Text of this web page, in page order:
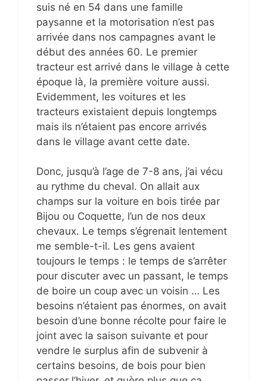
suis né en 54 dans une famille
paysanne et la motorisation n’est pas
arrivée dans nos campagnes avant le
début des années 60. Le premier
tracteur est arrivé dans le village à cette
époque là, la première voiture aussi.
Evidemment, les voitures et les
tracteurs existaient depuis longtemps
mais ils n’étaient pas encore arrivés
dans le village avant cette date.
Donc, jusqu’à l’age de 7-8 ans, j’ai vécu
au rythme du cheval. On allait aux
champs sur la voiture en bois tirée par
Bijou ou Coquette, l’un de nos deux
chevaux. Le temps s’égrenait lentement
me semble-t-il. Les gens avaient
toujours le temps : le temps de s’arrêter
pour discuter avec un passant, le temps
de boire un coup avec un voisin … Les
besoins n’étaient pas énormes, on avait
besoin d’une bonne récolte pour faire le
joint avec la saison suivante et pour
vendre le surplus afin de subvenir à
certains besoins, de bois pour bien